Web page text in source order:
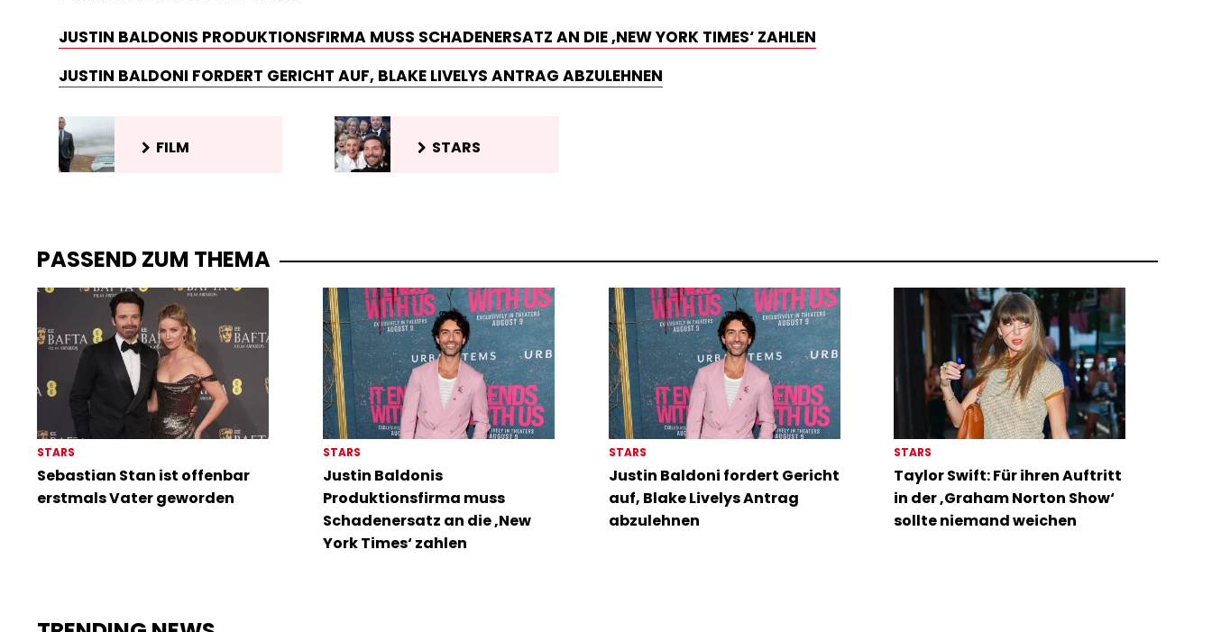
JUSTIN BALDONIS PRODUKTIONSFIRMA MUSS SCHADENERSATZ AN DIE ‚NEW YORK TIMES‘ ZAHLEN
JUSTIN BALDONI FORDERT GERICHT AUF, BLAKE LIVELYS ANTRAG ABZULEHNEN
FILM STARS
PASSEND ZUM THEMA
STARS
Sebastian Stan ist offenbar
erstmals Vater geworden
STARS
Justin Baldonis
Produktionsfirma muss
Schadenersatz an die ‚New
York Times‘ zahlen
STARS
Justin Baldoni fordert Gericht
auf, Blake Livelys Antrag
abzulehnen
STARS
Taylor Swift: Für ihren Auftritt
in der ‚Graham Norton Show‘
sollte niemand weichen